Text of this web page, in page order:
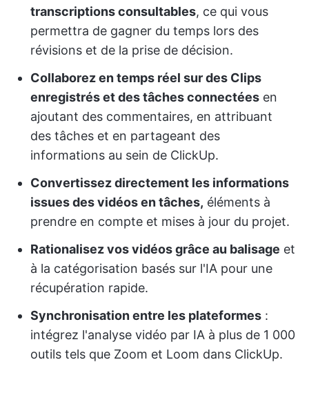
transcriptions consultables, ce qui vous
permettra de gagner du temps lors des
révisions et de la prise de décision.
Collaborez en temps réel sur des Clips
enregistrés et des tâches connectées en
ajoutant des commentaires, en attribuant
des tâches et en partageant des
informations au sein de ClickUp.
Convertissez directement les informations
issues des vidéos en tâches, éléments à
prendre en compte et mises à jour du projet.
Rationalisez vos vidéos grâce au balisage et
à la catégorisation basés sur l'IA pour une
récupération rapide.
Synchronisation entre les plateformes :
intégrez l'analyse vidéo par IA à plus de 1 000
outils tels que Zoom et Loom dans ClickUp.